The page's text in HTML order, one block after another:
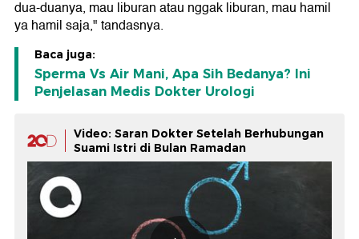
dua-duanya, mau liburan atau nggak liburan, mau hamil
ya hamil saja," tandasnya.
Baca juga:
Sperma Vs Air Mani, Apa Sih Bedanya? Ini
Penjelasan Medis Dokter Urologi
Video: Saran Dokter Setelah Berhubungan
Suami Istri di Bulan Ramadan